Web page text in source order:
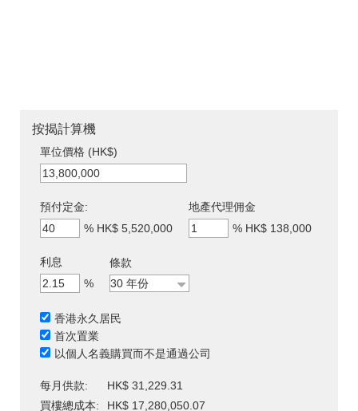
按揭計算機
單位價格 (HK$)
預付定金:
% HK$ 5,520,000
地產代理佣金
% HK$ 138,000
利息
%
條款
香港永久居民
首次置業
以個人名義購買而不是通過公司
每月供款:
HK$ 31,229.31
買樓總成本:
HK$ 17,280,050.07